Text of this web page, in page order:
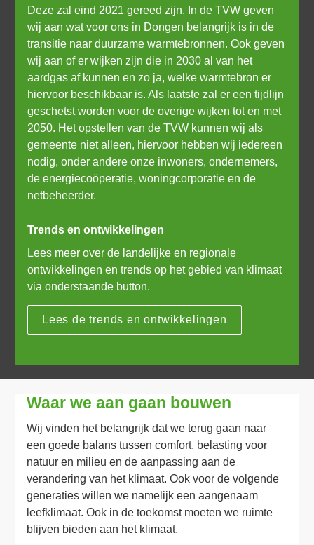
Deze zal eind 2021 gereed zijn. In de TVW geven
wij aan wat voor ons in Dongen belangrijk is in de
transitie naar duurzame warmtebronnen. Ook geven
wij aan of er wijken zijn die in 2030 al van het
aardgas af kunnen en zo ja, welke warmtebron er
hiervoor beschikbaar is. Als laatste zal er een tijdlijn
geschetst worden voor de overige wijken tot en met
2050. Het opstellen van de TVW kunnen wij als
gemeente niet alleen, hiervoor hebben wij iedereen
nodig, onder andere onze inwoners, ondernemers,
de energiecoöperatie, woningcorporatie en de
netbeheerder.
Trends en ontwikkelingen
Lees meer over de landelijke en regionale
ontwikkelingen en trends op het gebied van klimaat
via onderstaande button.
Lees de trends en ontwikkelingen
Waar we aan gaan bouwen
Wij vinden het belangrijk dat we terug gaan naar
een goede balans tussen comfort, belasting voor
natuur en milieu en de aanpassing aan de
verandering van het klimaat. Ook voor de volgende
generaties willen we namelijk een aangenaam
leefklimaat. Ook in de toekomst moeten we ruimte
blijven bieden aan het klimaat.